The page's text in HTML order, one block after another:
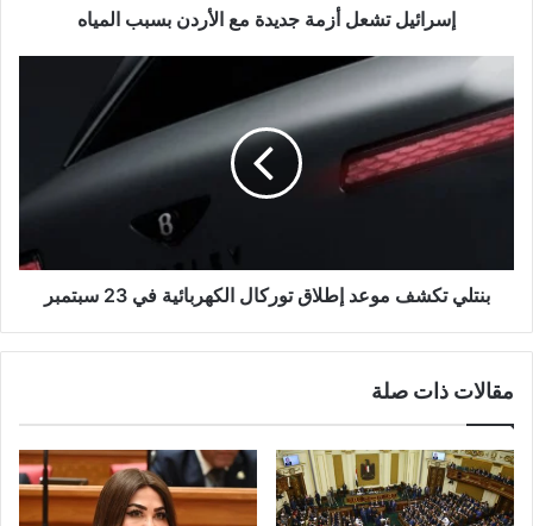
إسرائيل تشعل أزمة جديدة مع الأردن بسبب المياه
بنتلي تكشف موعد إطلاق توركال الكهربائية في 23 سبتمبر
مقالات ذات صلة